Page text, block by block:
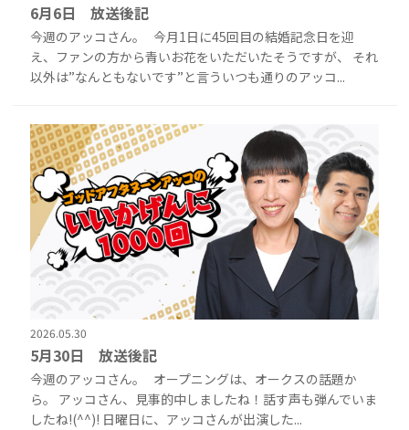
6月6日 放送後記
今週のアッコさん。 今月1日に45回目の結婚記念日を迎
え、ファンの方から青いお花をいただいたそうですが、 それ
以外は”なんともないです”と言ういつも通りのアッコ...
2026.05.30
5月30日 放送後記
今週のアッコさん。 オープニングは、オークスの話題か
ら。 アッコさん、見事的中しましたね！話す声も弾んでいま
したね!(^^)! 日曜日に、アッコさんが出演した...